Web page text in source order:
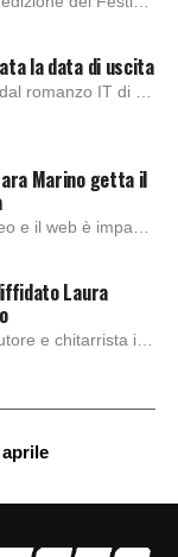
la data di uscita
Marino getta il
Laura